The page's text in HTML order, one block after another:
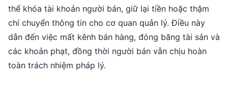
thể khóa tài khoản người bán, giữ lại tiền hoặc thậm
chí chuyển thông tin cho cơ quan quản lý. Điều này
dẫn đến việc mất kênh bán hàng, đóng băng tài sản và
các khoản phạt, đồng thời người bán vẫn chịu hoàn
toàn trách nhiệm pháp lý.